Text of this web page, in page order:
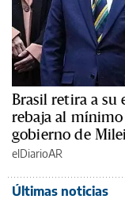
Brasil retira a su
rebaja al
gobierno de Milei
elDiarioAR
Últimas noticias